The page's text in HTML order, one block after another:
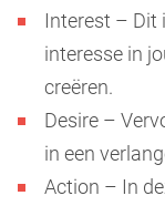
Interest – Dit
interesse in
creëren.
Desire –
in een
Action – In